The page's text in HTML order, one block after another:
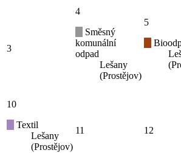
3
4
Směsný
komunální
odpad
Lešany
(Prostějov)
5
10
Textil
Lešany
(Prostějov)
11 12